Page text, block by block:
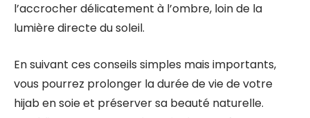
l’accrocher délicatement à l’ombre, loin de la
lumière directe du soleil.
En suivant ces conseils simples mais importants,
vous pourrez prolonger la durée de vie de votre
hijab en soie et préserver sa beauté naturelle.